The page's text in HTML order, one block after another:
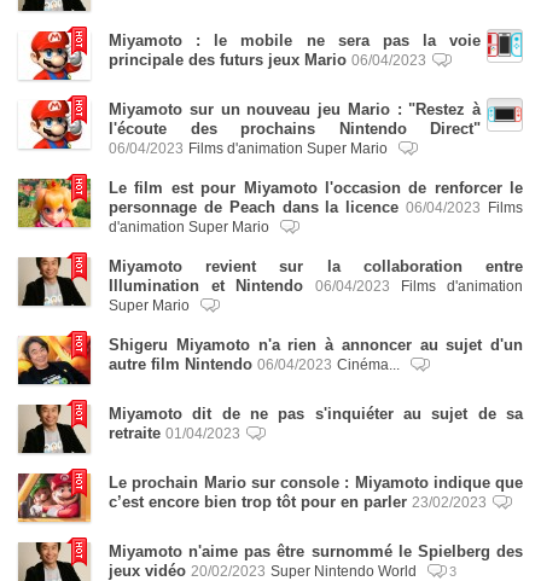
Miyamoto : le mobile ne sera pas la voie
principale des futurs jeux Mario 06/04/2023
Miyamoto sur un nouveau jeu Mario : "Restez à
l'écoute des prochains Nintendo Direct"
06/04/2023 Films d'animation Super Mario
Le film est pour Miyamoto l'occasion de renforcer le
personnage de Peach dans la licence 06/04/2023
Films
d'animation Super Mario
Miyamoto revient sur la collaboration entre
Illumination et Nintendo
06/04/2023
Films d'animation
Super Mario
Shigeru Miyamoto n'a rien à annoncer au sujet d'un
autre film Nintendo 06/04/2023 Cinéma...
Miyamoto dit de ne pas s'inquiéter au sujet de sa
retraite 01/04/2023
Le prochain Mario sur console : Miyamoto indique que
c’est encore bien trop tôt pour en parler 23/02/2023
Miyamoto n'aime pas être surnommé le Spielberg des
jeux vidéo 20/02/2023 Super Nintendo World 3